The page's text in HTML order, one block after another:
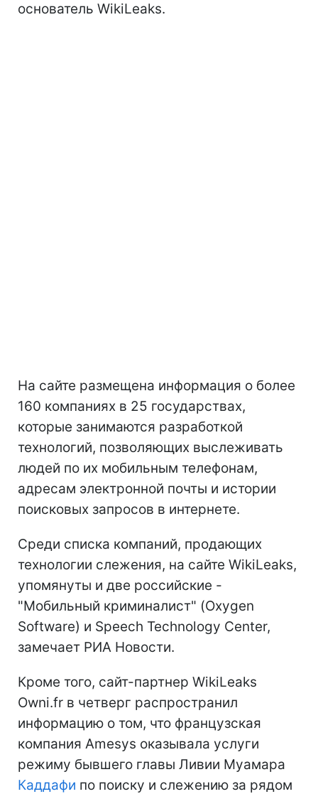
основатель WikiLeaks.
На сайте размещена информация о более
160 компаниях в 25 государствах,
которые занимаются разработкой
технологий, позволяющих выслеживать
людей по их мобильным телефонам,
адресам электронной почты и истории
поисковых запросов в интернете.
Среди списка компаний, продающих
технологии слежения, на сайте WikiLeaks,
упомянуты и две российские -
"Мобильный криминалист" (Oxygen
Software) и Speech Technology Center,
замечает РИА Новости.
Кроме того, сайт-партнер WikiLeaks
Owni.fr в четверг распространил
информацию о том, что французская
компания Amesys оказывала услуги
режиму бывшего главы Ливии Муамара
Каддафи по поиску и слежению за рядом